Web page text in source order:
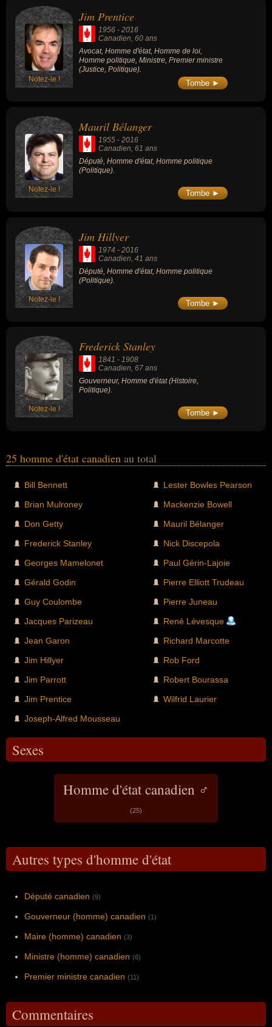
Notez-le !
Jim Prentice
1956 - 2016
Canadien, 60 ans
Avocat, Homme d'état, Homme de loi,
Homme politique, Ministre, Premier ministre
(Justice, Politique).
Tombe ►
Notez-le !
Mauril Bélanger
1955 - 2016
Canadien, 61 ans
Député, Homme d'état, Homme politique
(Politique).
Tombe ►
Notez-le !
Jim Hillyer
1974 - 2016
Canadien , 41 ans
Député, Homme d'état, Homme politique
(Politique).
Tombe ►
Notez-le !
Frederick Stanley
1841 - 1908
Canadien, 67 ans
Gouverneur, Homme d'état (Histoire,
Politique).
Tombe ►
25 homme d'état canadien au total
Bill Bennett
Brian Mulroney
Don Getty
Frederick Stanley
Georges Mamelonet
Gérald Godin
Guy Coulombe
Jacques Parizeau
Jean Garon
Jim Hillyer
Jim Parrott
Jim Prentice
Joseph-Alfred Mousseau
Lester Bowles Pearson
Mackenzie Bowell
Mauril Bélanger
Nick Discepola
Paul Gérin-Lajoie
Pierre Elliott Trudeau
Pierre Juneau
René Lévesque
Richard Marcotte
Rob Ford
Robert Bourassa
Wilfrid Laurier
Sexes
Homme d'état canadien ♂
(25)
Autres types d'homme d'état
Député canadien (9)
Gouverneur (homme) canadien (1)
Maire (homme) canadien (3)
Ministre (homme) canadien (6)
Premier ministre canadien (11)
Commentaires